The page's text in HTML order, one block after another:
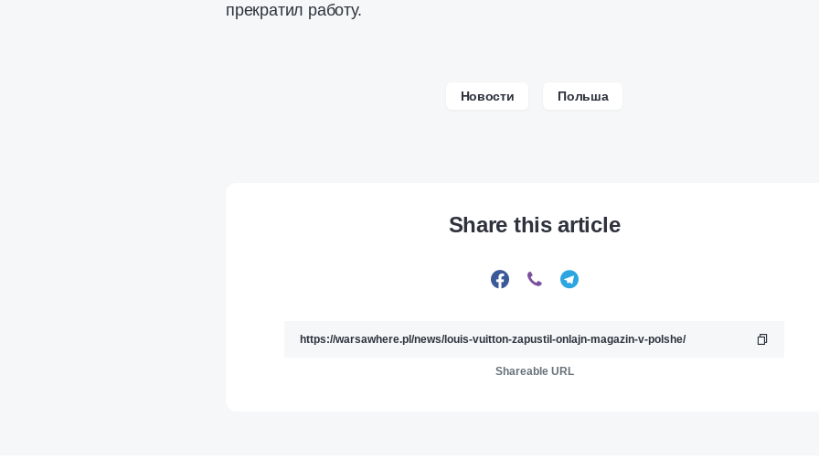
прекратил работу.
Новости Польша
Share this article
Shareable URL